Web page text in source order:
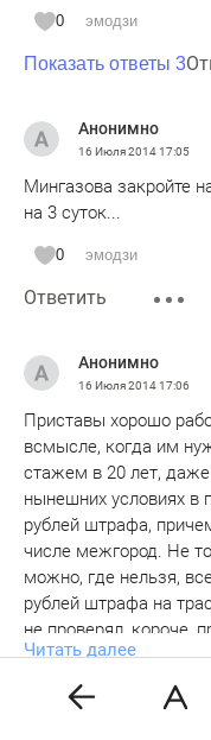
напряжении, так как
заинтересована в
посмотрите, как
0 эмодзи
Показать ответы 3
Анонимно
16 Июля 201417:05
Мингазова закройте
на 3 суток...
0 эмодзи
Ответить
Анонимно
16 Июля 201417:06
Приставы хорошо
всмысле, когда им
стажем в 20 лет,
нынешних условиях в
рублей штрафа,
числе межгород. Не
можно, где нельзя,
рублей штрафа на
не проверял, короче,
судебных приставов
производство, еще
государству))))
Читать далее
эмодзи